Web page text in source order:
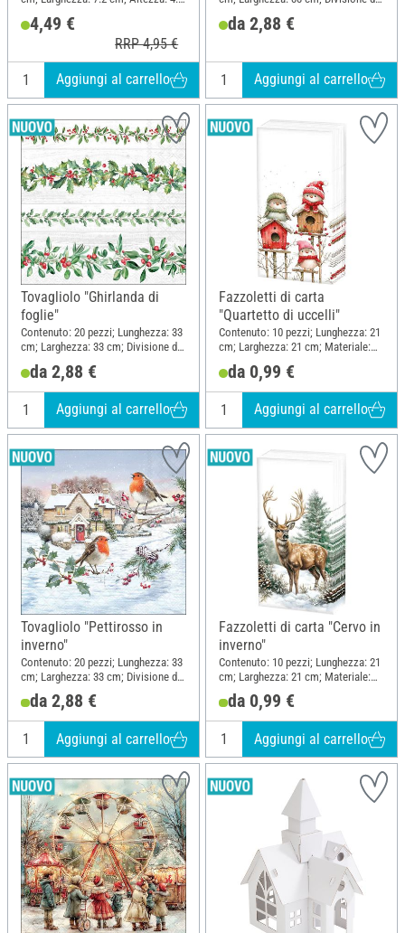
Cartone
4,49 €
RRP 4,95 €
Aggiungi al carrello
motivo quarto motivo; Materiale:
Carta
da 2,88 €
Aggiungi al carrello
Tovagliolo "Ghirlanda di
foglie"
Contenuto: 20 pezzi; Lunghezza: 33
cm; Larghezza: 33 cm; Divisione del
motivo motivo intero; Materiale:
Carta
da 2,88 €
Aggiungi al carrello
Fazzoletti di carta
"Quartetto di uccelli"
Contenuto: 10 pezzi; Lunghezza: 21
cm; Larghezza: 21 cm; Materiale:
Carta
da 0,99 €
Aggiungi al carrello
Tovagliolo "Pettirosso in
inverno"
Contenuto: 20 pezzi; Lunghezza: 33
cm; Larghezza: 33 cm; Divisione del
motivo quarto motivo; Materiale:
Carta
da 2,88 €
Aggiungi al carrello
Fazzoletti di carta "Cervo in
inverno"
Contenuto: 10 pezzi; Lunghezza: 21
cm; Larghezza: 21 cm; Materiale:
Carta
da 0,99 €
Aggiungi al carrello